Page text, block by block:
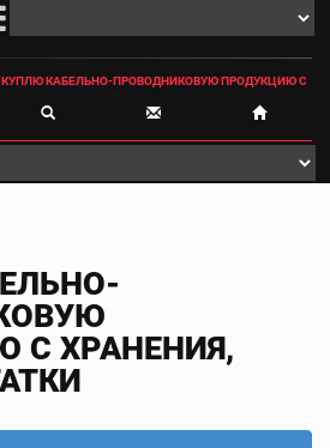
КУПЛЮ КАБЕЛЬНО-ПРОВОДНИКОВУЮ ПРОДУКЦИЮ С
С ХРАНЕНИЯ,